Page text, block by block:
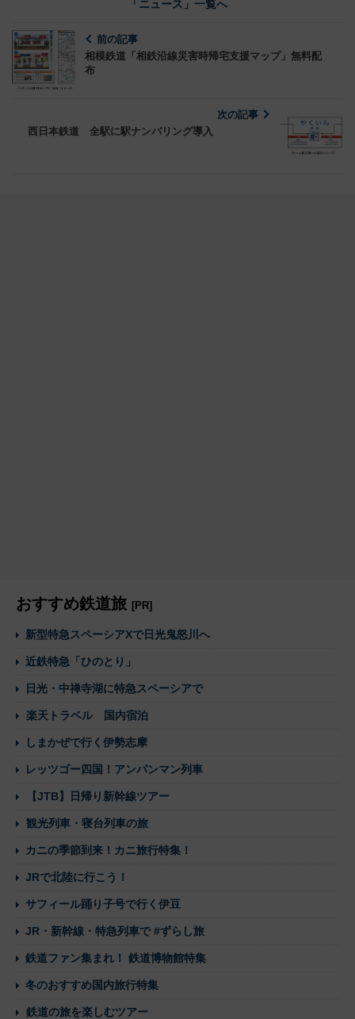
「ニュース」一覧へ
前の記事
相模鉄道「相鉄沿線災害時帰宅支援マップ」無料配
布
次の記事
西日本鉄道 全駅に駅ナンバリング導入
おすすめ鉄道旅 [PR]
新型特急スペーシアXで日光鬼怒川へ
近鉄特急「ひのとり」
日光・中禅寺湖に特急スペーシアで
楽天トラベル 国内宿泊
しまかぜで行く伊勢志摩
レッツゴー四国！アンパンマン列車
【JTB】日帰り新幹線ツアー
観光列車・寝台列車の旅
カニの季節到来！カニ旅行特集！
JRで北陸に行こう！
サフィール踊り子号で行く伊豆
JR・新幹線・特急列車で #ずらし旅
鉄道ファン集まれ！ 鉄道博物館特集
冬のおすすめ国内旅行特集
鉄道の旅を楽しむツアー